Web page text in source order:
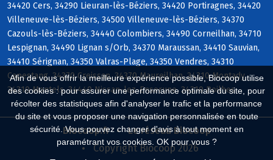
Afin de vous offrir la meilleure expérience possible, Biocoop utilise
des cookies : pour assurer une performance optimale du site, pour
récolter des statistiques afin d'analyser le trafic et la performance
du site et vous proposer une navigation personnalisée en toute
sécurité. Vous pouvez changer d'avis à tout moment en
paramétrant vos cookies. OK pour vous ?
34420 Cers, 34290 Lieuran-lès-Béziers, 34420 Portiragnes, 34420
Villeneuve-lès-Béziers, 34500 Villeneuve-lès-Béziers, 34370
Cazouls-lès-Béziers, 34440 Colombiers, 34490 Corneilhan, 34710
Lespignan, 34490 Lignan s/Orb, 34370 Maraussan, 34410 Sauvian,
34410 Sérignan, 34350 Valras-Plage, 34350 Vendres, 34310
Capestang, 34370 Creissan, 34370 Maureilhan, 34310 Montady,
34310 Montels, 34440 Nissan-lez-Enserune, 34310 Poilhes
Biocoop.fr
Le réseau Biocoop
Copyright Biocoop 2026